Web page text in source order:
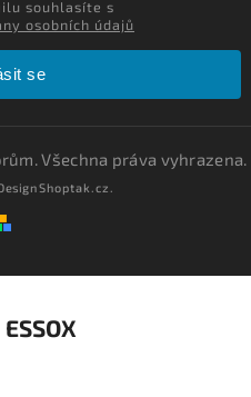
osobních údajů
se
. Všechna práva vyhrazena.
Shoptak.cz.